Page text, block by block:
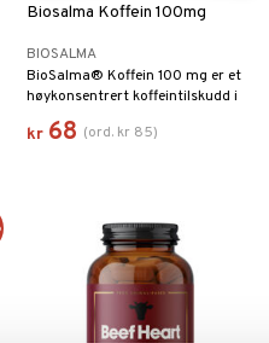
Biosalma Koffein 100mg
BIOSALMA
BioSalma® Koffein 100 mg er et
høykonsentrert koffeintilskudd i
praktisk tablettform.
kr 68 (ord. kr 85)